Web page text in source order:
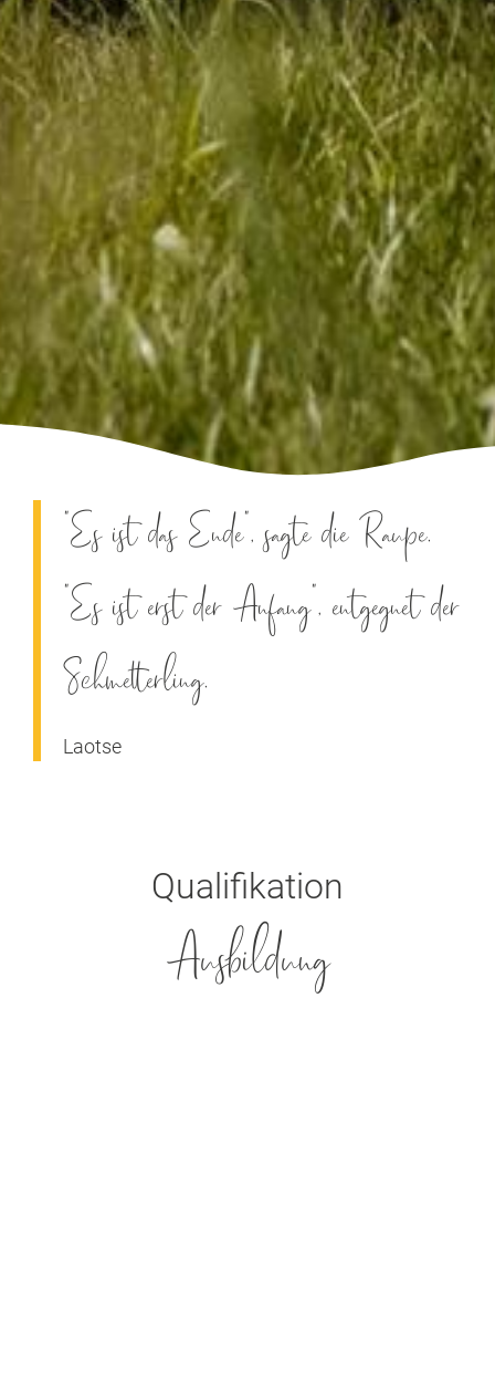
"Es ist das Ende", sagte die Raupe.
"Es ist erst der Anfang", entgegnet der
Schmetterling.
Laotse
Qualifikation
Ausbildung